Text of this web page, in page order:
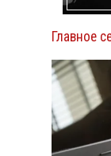
Главное